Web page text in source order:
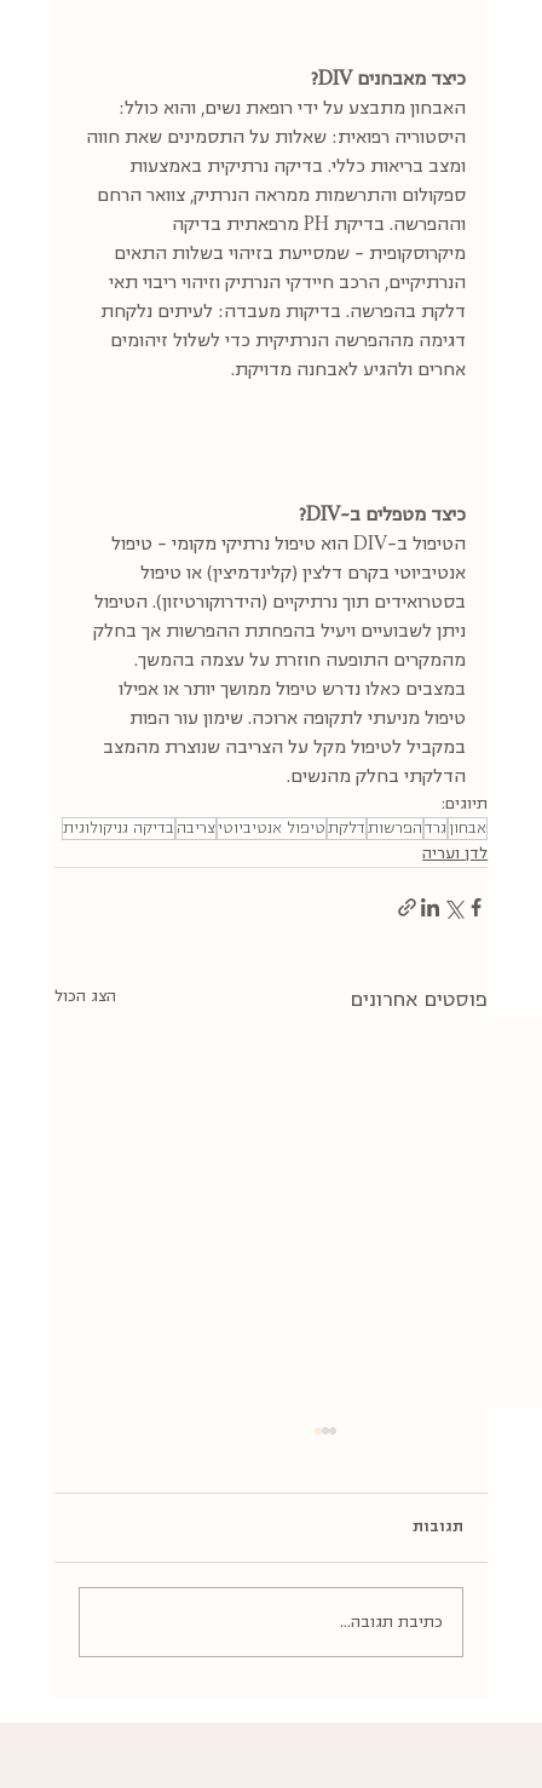
כיצד מאבחנים DIV?
האבחון מתבצע על ידי רופאת נשים, והוא כולל:
היסטוריה רפואית: שאלות על התסמינים שאת חווה
ומצב בריאות כללי. בדיקה נרתיקית באמצעות
ספקולום והתרשמות ממראה הנרתיק, צוואר הרחם
וההפרשה. בדיקת PH מרפאתית בדיקה
מיקרוסקופית - שמסייעת בזיהוי בשלות התאים
הנרתיקיים, הרכב חיידקי הנרתיק וזיהוי ריבוי תאי
דלקת בהפרשה. בדיקות מעבדה: לעיתים נלקחת
דגימה מההפרשה הנרתיקית כדי לשלול זיהומים
אחרים ולהגיע לאבחנה מדויקת.
כיצד מטפלים ב-DIV?
הטיפול ב-DIV הוא טיפול נרתיקי מקומי - טיפול
אנטיביוטי בקרם דלצין (קלינדמיצין) או טיפול
בסטרואידים תוך נרתיקיים (הידרוקורטיזון). הטיפול
ניתן לשבועיים ויעיל בהפחתת ההפרשות אך בחלק
מהמקרים התופעה חוזרת על עצמה בהמשך.
במצבים כאלו נדרש טיפול ממושך יותר או אפילו
טיפול מניעתי לתקופה ארוכה. שימון עור הפות
במקביל לטיפול מקל על הצריבה שנוצרת מהמצב
הדלקתי בחלק מהנשים.
תיוגים:
אבחוןגרדהפרשותדלקתטיפול אנטיביוטיצריבה בדיקה גניקולוגית
לדן ועריה
פוסטים אחרונים הצג הכול
תגובות
כתיבת תגובה...